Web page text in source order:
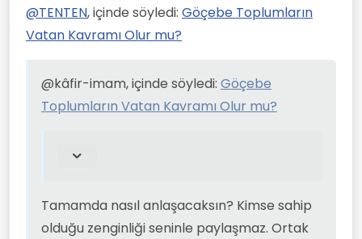
zaten. Göçmeyin yani yerinizde
kalın ve iyileştirmeye çalışın. Oranın
yönetiminde söz sahibi olmaya
Tamamda nasıl anlaşacaksın? Kimse
sahip olduğu zenginliği seninle
Piramit sistemi var ya kapitalizmde
sermaye seviyesi sıralaması.
Sermaye/nufus olarak hesapla.
Doğum kontrol yöntemlerine insan
haklarına aykırı diye karşı çıkıyorlar zaten.
@TENTEN, içinde söyledi: Göçebe Toplumların
Vatan Kavramı Olur mu?
@kâfir-imam, içinde söyledi: Göçebe
Toplumların Vatan Kavramı Olur mu?
Tamamda nasıl anlaşacaksın? Kimse sahip
olduğu zenginliği seninle paylaşmaz. Ortak